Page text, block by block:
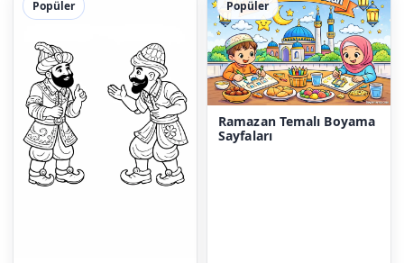
Popüler Popüler
Ramazan Temalı Boyama
Sayfaları